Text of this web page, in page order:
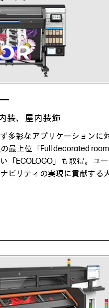
装、屋内装飾
多彩なアプリケーションに
最上位「Full decorated
「ECOLOGO」も取得。ユ
ビリティの実現に貢献する